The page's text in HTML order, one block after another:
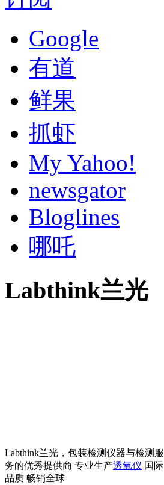
Google
有道
鲜果
抓虾
My Yahoo!
newsgator
Bloglines
哪吒
Labthink兰光
Labthink兰光，包装检测仪器与检测服
务的优秀提供商 专业生产透氧仪 国际
品质 畅销全球